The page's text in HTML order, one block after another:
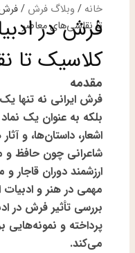
خانه / وبلاگ فرش / فرش
تا نقاشی‌های معاصر
فرش در
کلاسیک تا
مقدمه
فرش ایرانی نه تنها
بلکه به عنوان یک
اشعار، داستان‌ها، و
شاعرانی چون حافظ و
ارزشمند دوران
مهمی در هنر و ادبیات
بررسی تأثیر فرش در
پرداخته و نمونه‌هایی
می‌کند.